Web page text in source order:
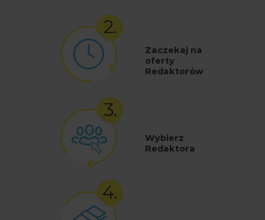
Zaczekaj na
oferty
Redaktorów
Wybierz
Redaktora